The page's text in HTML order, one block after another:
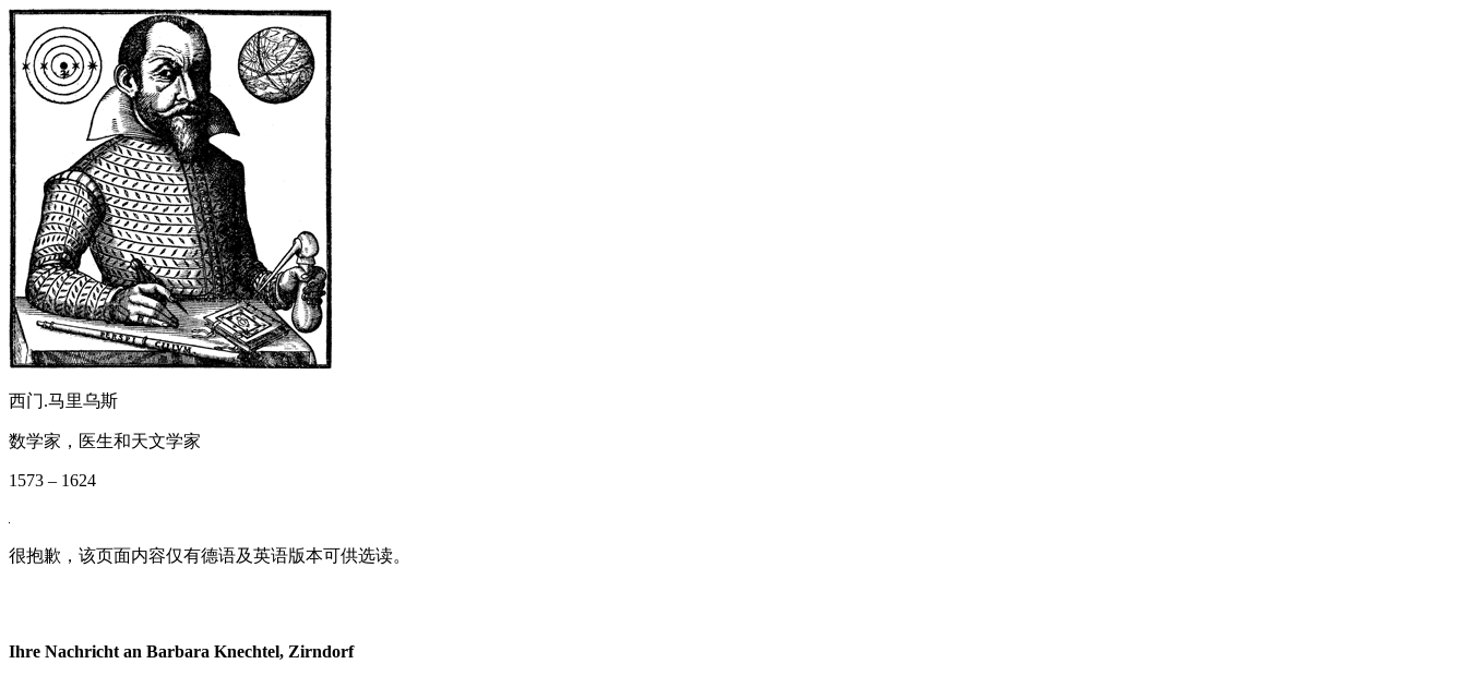
西门.马里乌斯
数学家，医生和天文学家
1573 – 1624
很抱歉，该页面内容仅有德语及英语版本可供选读。
Ihre Nachricht an Barbara Knechtel, Zirndorf